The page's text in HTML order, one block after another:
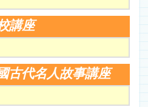
講座
古代名人故事講座